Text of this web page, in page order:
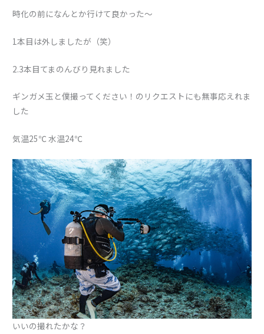
時化の前になんとか行けて良かった〜
1本目は外しましたが（笑）
2.3本目てまのんびり見れました
ギンガメ玉と僕撮ってください！のリクエストにも無事応えれま
した
気温25℃ 水温24℃
いいの撮れたかな？